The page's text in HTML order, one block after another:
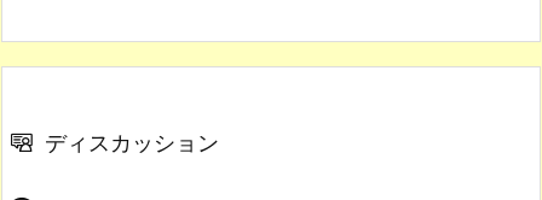
ディスカッション